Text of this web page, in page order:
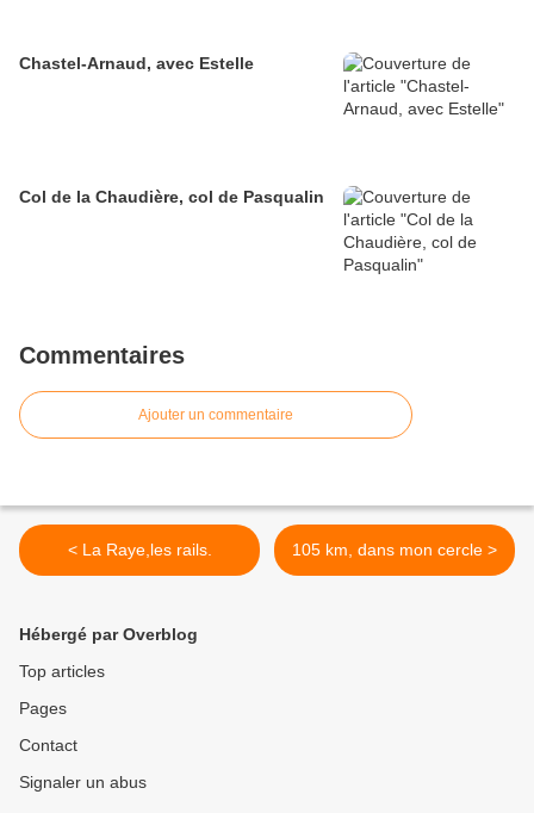
Chastel-Arnaud, avec Estelle
Col de la Chaudière, col de Pasqualin
Commentaires
Ajouter un commentaire
< La Raye,les rails. 105 km, dans mon cercle >
Hébergé par Overblog
Top articles
Pages
Contact
Signaler un abus